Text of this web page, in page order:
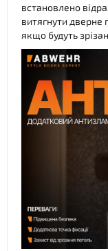
встановлено
витягнути дверне
якщо будуть